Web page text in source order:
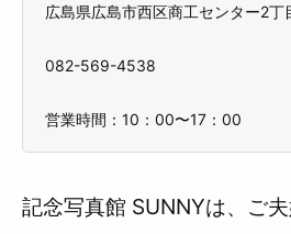
広島県広島市西区商工センター2丁
082-569-4538
営業時間：10：00〜17：00
記念写真館 SUNNYは、ご